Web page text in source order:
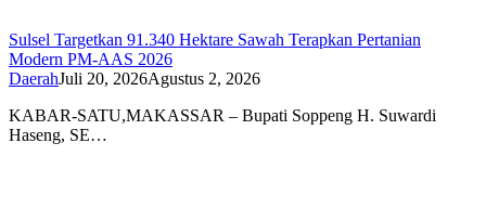
Sulsel Targetkan 91.340 Hektare Sawah Terapkan Pertanian
Modern PM-AAS 2026
DaerahJuli 20, 2026Agustus 2, 2026
KABAR-SATU,MAKASSAR – Bupati Soppeng H. Suwardi
Haseng, SE…